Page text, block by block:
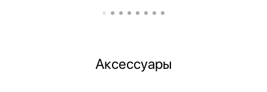
Аксессуары